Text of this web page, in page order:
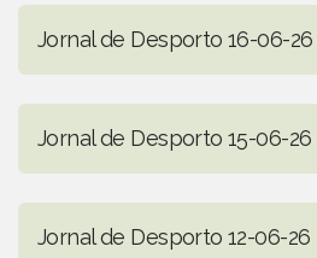
Jornal de Desporto 16-06-26
Jornal de Desporto 15-06-26
Jornal de Desporto 12-06-26